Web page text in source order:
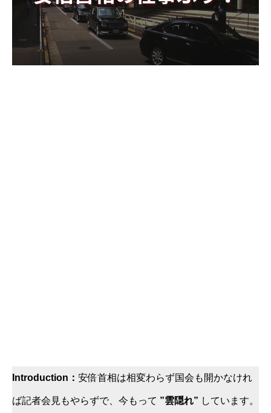
Introduction： 安倍首相は相変わらず国会も開かなけれ
ば記者会見もやらずで、今もって ”雲隠れ” しています。